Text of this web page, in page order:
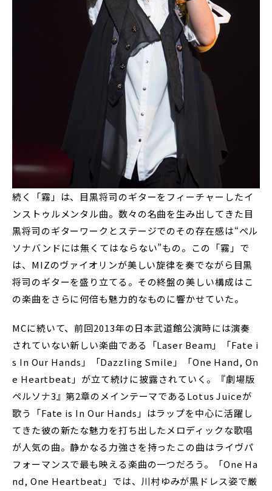
続く「霧」は、目黒将司のギターをフィーチャーしたイ
ンストゥルメンタル曲。数々の名曲を生み出してきた目
黒将司のギターワークとステージでのその存在感は“ぺル
ソナバンドには無くてはならない”もの。この「霧」で
は、MIZのヴァイオリンが美しい旋律を奏でながら目黒
将司のギターを盛り立てる。その終盤の美しい構成はこ
の楽曲をさらに何倍も魅力的なものに響かせていた。
MCに続いて、前回2013年の日本武道館公演時には演奏
されていない新しい楽曲である「Laser Beam」「Fate i
s In Our Hands」「Dazzling Smile」「One Hand, On
e Heartbeat」が立て続けに披露されていく。『劇場版
ペルソナ3』第2章のメインテーマであるLotus Juiceが
歌う「Fate is In Our Hands」はラップを中心に活躍し
てきた彼の新たな魅力を打ち出したメロディックな歌唱
が人気の曲。静かなる力強さを持ったこの曲はライヴパ
フォーマンスで最も映える楽曲の一つだろう。「One Ha
nd, One Heartbeat」では、川村ゆみが黒ドレス姿で厳